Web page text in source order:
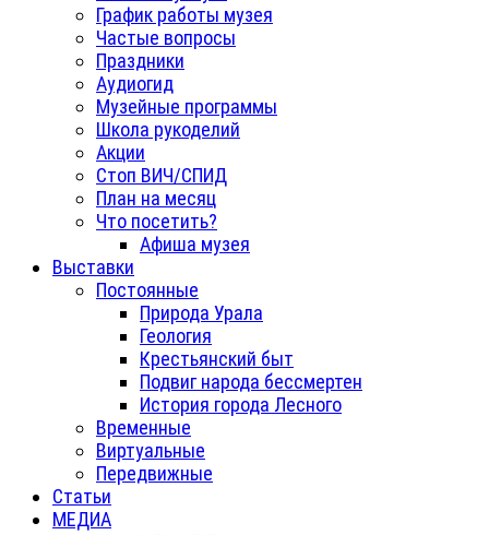
График работы музея
Частые вопросы
Праздники
Аудиогид
Музейные программы
Школа рукоделий
Акции
Стоп ВИЧ/СПИД
План на месяц
Что посетить?
Афиша музея
Выставки
Постоянные
Природа Урала
Геология
Крестьянский быт
Подвиг народа бессмертен
История города Лесного
Временные
Виртуальные
Передвижные
Статьи
МЕДИА